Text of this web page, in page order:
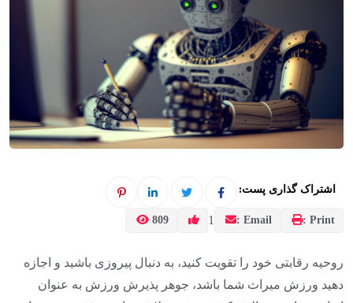
اشتراک گذاری پست:
Print :
Email :
1
809
روحیه رقابتی خود را تقویت کنید، به دنبال پیروزی باشید و اجازه
دهید ورزش میراث شما باشد، جوهر پذیرش ورزش به عنوان